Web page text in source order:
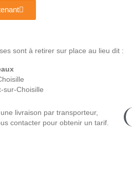
sont à retirer sur place au lieu dit :
sur-Choisille
livraison par transporteur,
contacter pour obtenir un tarif.